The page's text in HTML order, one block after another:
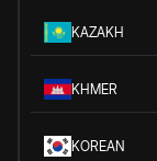
KAZAKH
KHMER
KOREAN